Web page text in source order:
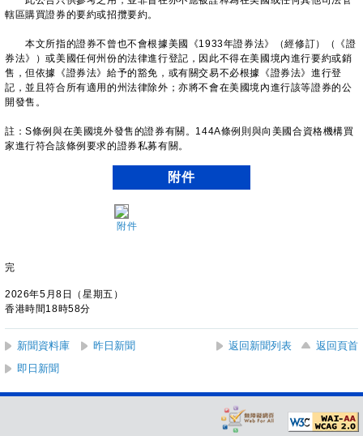
轄區購買證券的要約或招攬要約。
本文所指的證券不曾也不會根據美國《1933年證券法》（經修訂）（《證
券法》）或美國任何州份的法律進行登記，因此不得在美國境內進行要約或銷
售，但依據《證券法》給予的豁免，或有關交易不必根據《證券法》進行登
記，並且符合所有適用的州法律除外；亦將不會在美國境內進行該等證券的公
開發售。
註：S條例與在美國境外發售的證券有關。144A條例則與向美國合資格機構買
家進行符合該條例要求的證券私募有關。
附件
附件
完
2026年5月8日（星期五）
香港時間18時58分
新聞資料庫 昨日新聞 返回新聞列表
返回頁首
即日新聞